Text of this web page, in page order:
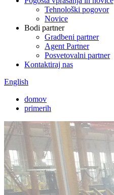
Tehnološki pogovor
Novice
Bodi partner
Gradbeni partner
Agent Partner
Posvetovalni partner
Kontaktiraj nas
English
domov
primerih